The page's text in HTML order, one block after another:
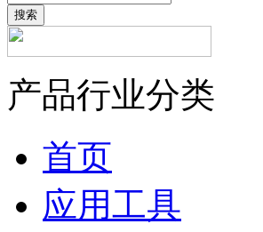
搜索
产品行业分类
首页
应用工具